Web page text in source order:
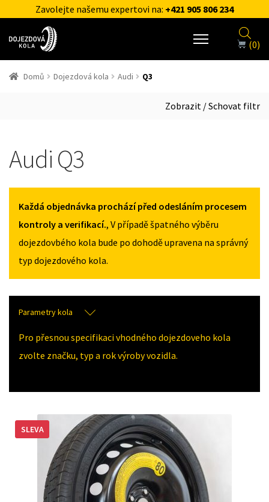
Zavolejte našemu expertovi na: +421 905 806 234
(0)
Domů Dojezdová kola Audi Q3
Zobrazit / Schovat filtr
Audi Q3
Každá objednávka prochází před odesláním procesem
kontroly a verifikací., V případě špatného výběru
dojezdovbého kola bude po dohodě upravena na správný
typ dojezdového kola.
Parametry kola
Pro přesnou specifikaci vhodného dojezdoveho kola
zvolte značku, typ a rok výroby vozidla.
SLEVA